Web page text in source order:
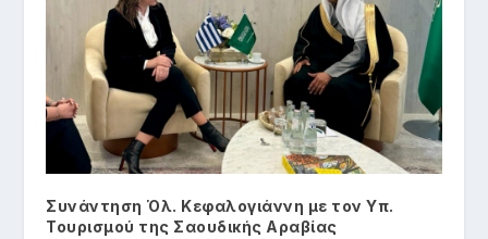
Συνάντηση Όλ. Κεφαλογιάννη με τον Υπ.
Τουρισμού της Σαουδικής Αραβίας